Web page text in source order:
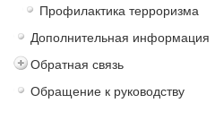
Профилактика терроризма
Дополнительная информация
Обратная связь
Обращение к руководству